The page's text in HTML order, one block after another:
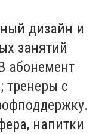
дизайн и
занятий
абонемент
тренеры с
напитки